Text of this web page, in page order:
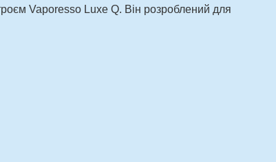
Vaporesso Luxe Q. Він розроблений для